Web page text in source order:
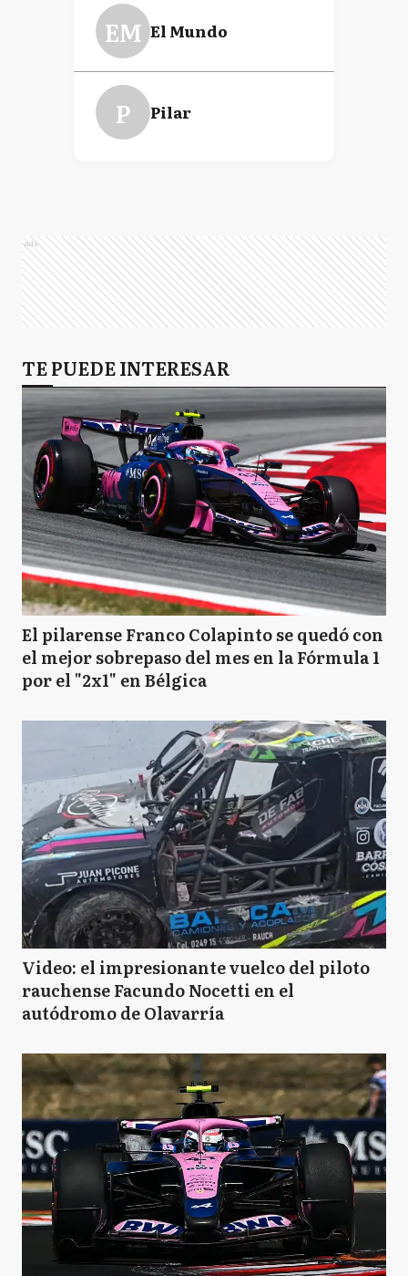
EM El Mundo
P Pilar
Ads
TE PUEDE INTERESAR
El pilarense Franco Colapinto se quedó con
el mejor sobrepaso del mes en la Fórmula 1
por el "2x1" en Bélgica
Video: el impresionante vuelco del piloto
rauchense Facundo Nocetti en el
autódromo de Olavarría